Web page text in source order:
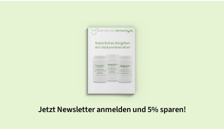
Jetzt Newsletter anmelden und 5% sparen!